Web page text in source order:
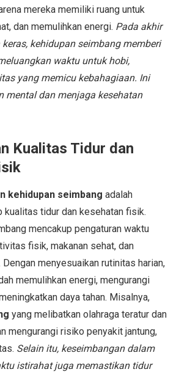
mereka memiliki ruang untuk
dan memulihkan energi. Pada akhir
kehidupan seimbang memberi
waktu untuk hobi,
yang memicu kebahagiaan. Ini
mental dan menjaga kesehatan
Kualitas Tidur dan
kehidupan seimbang adalah
kualitas tidur dan kesehatan fisik.
mencakup pengaturan waktu
fisik, makanan sehat, dan
menyesuaikan rutinitas harian,
memulihkan energi, mengurangi
daya tahan. Misalnya,
yang melibatkan olahraga teratur dan
mengurangi risiko penyakit jantung,
Selain itu, keseimbangan dalam
istirahat juga memastikan tidur